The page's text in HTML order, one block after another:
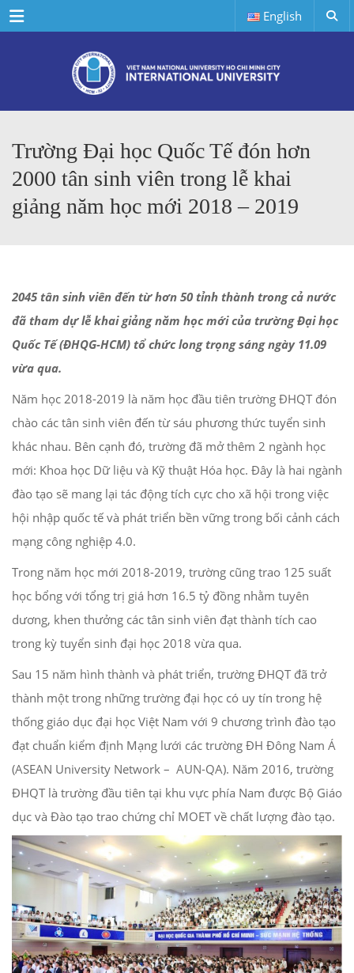
Menu English
Trường Đại học Quốc Tế đón hơn
2000 tân sinh viên trong lễ khai
giảng năm học mới 2018 – 2019
2045 tân sinh viên đến từ hơn 50 tỉnh thành trong cả nước
đã tham dự lễ khai giảng năm học mới của trường Đại học
Quốc Tế (ĐHQG-HCM) tổ chức long trọng sáng ngày 11.09
vừa qua.
Năm học 2018-2019 là năm học đầu tiên trường ĐHQT đón
chào các tân sinh viên đến từ sáu phương thức tuyển sinh
khác nhau. Bên cạnh đó, trường đã mở thêm 2 ngành học
mới: Khoa học Dữ liệu và Kỹ thuật Hóa học. Đây là hai ngành
đào tạo sẽ mang lại tác động tích cực cho xã hội trong việc
hội nhập quốc tế và phát triển bền vững trong bối cảnh cách
mạng công nghiệp 4.0.
Trong năm học mới 2018-2019, trường cũng trao 125 suất
học bổng với tổng trị giá hơn 16.5 tỷ đồng nhằm tuyên
dương, khen thưởng các tân sinh viên đạt thành tích cao
trong kỳ tuyển sinh đại học 2018 vừa qua.
Sau 15 năm hình thành và phát triển, trường ĐHQT đã trở
thành một trong những trường đại học có uy tín trong hệ
thống giáo dục đại học Việt Nam với 9 chương trình đào tạo
đạt chuẩn kiểm định Mạng lưới các trường ĐH Đông Nam Á
(ASEAN University Network – AUN-QA). Năm 2016, trường
ĐHQT là trường đầu tiên tại khu vực phía Nam được Bộ Giáo
dục và Đào tạo trao chứng chỉ MOET về chất lượng đào tạo.